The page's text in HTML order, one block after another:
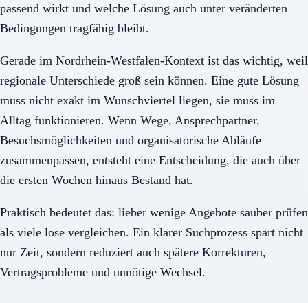
passend wirkt und welche Lösung auch unter veränderten
Bedingungen tragfähig bleibt.
Gerade im Nordrhein-Westfalen-Kontext ist das wichtig, weil
regionale Unterschiede groß sein können. Eine gute Lösung
muss nicht exakt im Wunschviertel liegen, sie muss im
Alltag funktionieren. Wenn Wege, Ansprechpartner,
Besuchsmöglichkeiten und organisatorische Abläufe
zusammenpassen, entsteht eine Entscheidung, die auch über
die ersten Wochen hinaus Bestand hat.
Praktisch bedeutet das: lieber wenige Angebote sauber prüfen
als viele lose vergleichen. Ein klarer Suchprozess spart nicht
nur Zeit, sondern reduziert auch spätere Korrekturen,
Vertragsprobleme und unnötige Wechsel.